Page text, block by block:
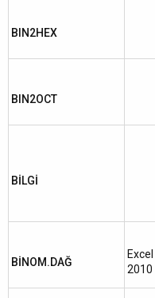
BIN2HEX
BIN2OCT
BİLGİ
BİNOM.DAĞ
Excel
2010